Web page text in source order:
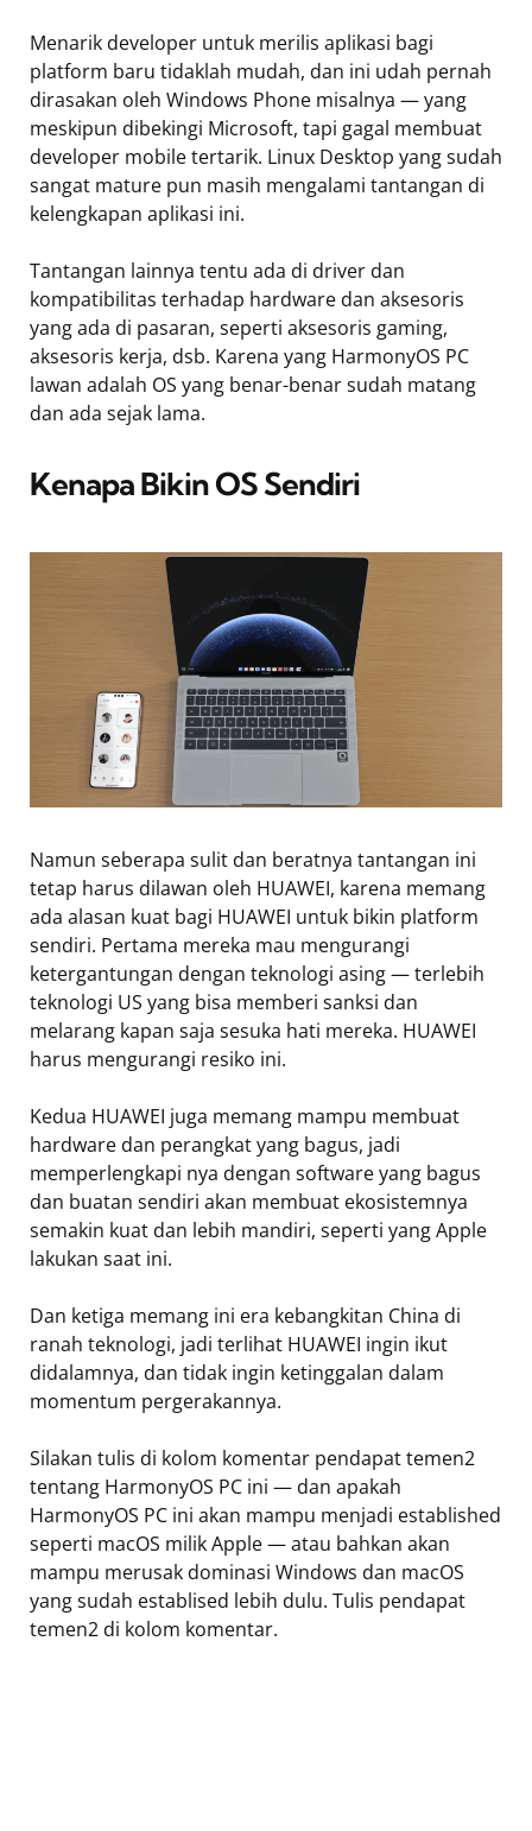
Menarik developer untuk merilis aplikasi bagi
platform baru tidaklah mudah, dan ini udah pernah
dirasakan oleh Windows Phone misalnya — yang
meskipun dibekingi Microsoft, tapi gagal membuat
developer mobile tertarik. Linux Desktop yang sudah
sangat mature pun masih mengalami tantangan di
kelengkapan aplikasi ini.
Tantangan lainnya tentu ada di driver dan
kompatibilitas terhadap hardware dan aksesoris
yang ada di pasaran, seperti aksesoris gaming,
aksesoris kerja, dsb. Karena yang HarmonyOS PC
lawan adalah OS yang benar-benar sudah matang
dan ada sejak lama.
Kenapa Bikin OS Sendiri
Namun seberapa sulit dan beratnya tantangan ini
tetap harus dilawan oleh HUAWEI, karena memang
ada alasan kuat bagi HUAWEI untuk bikin platform
sendiri. Pertama mereka mau mengurangi
ketergantungan dengan teknologi asing — terlebih
teknologi US yang bisa memberi sanksi dan
melarang kapan saja sesuka hati mereka. HUAWEI
harus mengurangi resiko ini.
Kedua HUAWEI juga memang mampu membuat
hardware dan perangkat yang bagus, jadi
memperlengkapi nya dengan software yang bagus
dan buatan sendiri akan membuat ekosistemnya
semakin kuat dan lebih mandiri, seperti yang Apple
lakukan saat ini.
Dan ketiga memang ini era kebangkitan China di
ranah teknologi, jadi terlihat HUAWEI ingin ikut
didalamnya, dan tidak ingin ketinggalan dalam
momentum pergerakannya.
Silakan tulis di kolom komentar pendapat temen2
tentang HarmonyOS PC ini — dan apakah
HarmonyOS PC ini akan mampu menjadi established
seperti macOS milik Apple — atau bahkan akan
mampu merusak dominasi Windows dan macOS
yang sudah establised lebih dulu. Tulis pendapat
temen2 di kolom komentar.